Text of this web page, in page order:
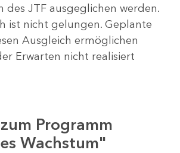
des JTF ausgeglichen werden.
ist nicht gelungen. Geplante
Ausgleich ermöglichen
Erwarten nicht realisiert
Programm
Wachstum"